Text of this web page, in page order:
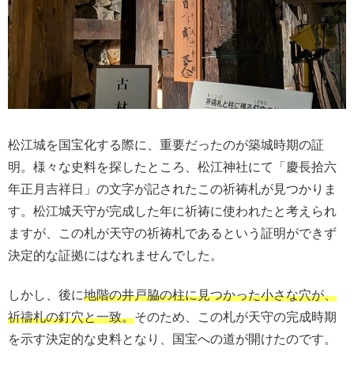
松江城を国宝化する際に、重要だったのが築城時期の証
明。様々な史料を探したところ、松江神社にて「慶長拾六
年正月吉祥日」の文字が記されたこの祈祷札が見つかりま
す。松江城天守が完成した年に祈祷に使われたと考えられ
ますが、この札が天守の祈祷札であるという証明ができず
決定的な証拠にはなれませんでした。
しかし、後に地階の井戸脇の柱に見つかった小さな穴が、
祈禱札の釘穴と一致。そのため、この札が天守の完成時期
を示す決定的な史料となり、国宝への道が開けたのです。